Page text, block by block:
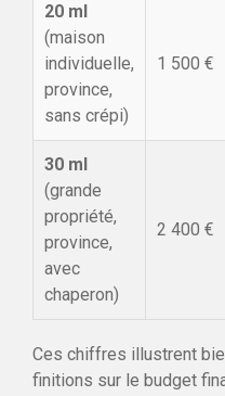
20 ml
(maison
individuelle,
province,
sans crépi)
1 500 €
30 ml
(grande
propriété,
province,
avec
chaperon)
2 400 €
Ces chiffres illustrent
finitions sur le budget